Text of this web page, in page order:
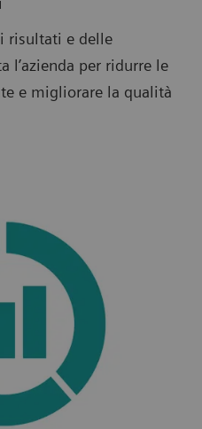
risultati e delle
l’azienda per ridurre le
e migliorare la qualità